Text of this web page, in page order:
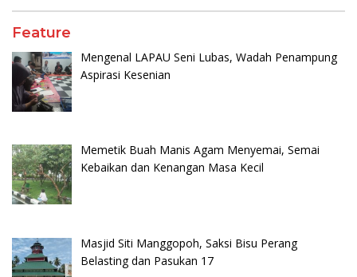
Feature
Mengenal LAPAU Seni Lubas, Wadah Penampung
Aspirasi Kesenian
Memetik Buah Manis Agam Menyemai, Semai
Kebaikan dan Kenangan Masa Kecil
Masjid Siti Manggopoh, Saksi Bisu Perang
Belasting dan Pasukan 17